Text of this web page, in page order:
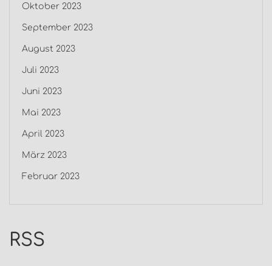
Oktober 2023
September 2023
August 2023
Juli 2023
Juni 2023
Mai 2023
April 2023
März 2023
Februar 2023
RSS